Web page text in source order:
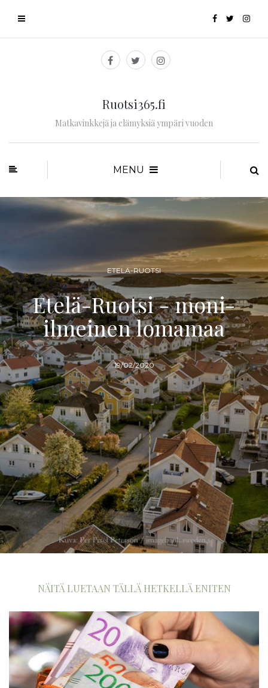
Ruotsi365.fi
Matkavinkkejä ja elämyksiä ympäri vuoden
MENU
ETELÄ-RUOTSI
Etelä-Ruotsi - moni-
ilmeinen lomamaa
19/02/2020
NÄITÄ LUETAAN TÄLLÄ HETKELLÄ ENITEN